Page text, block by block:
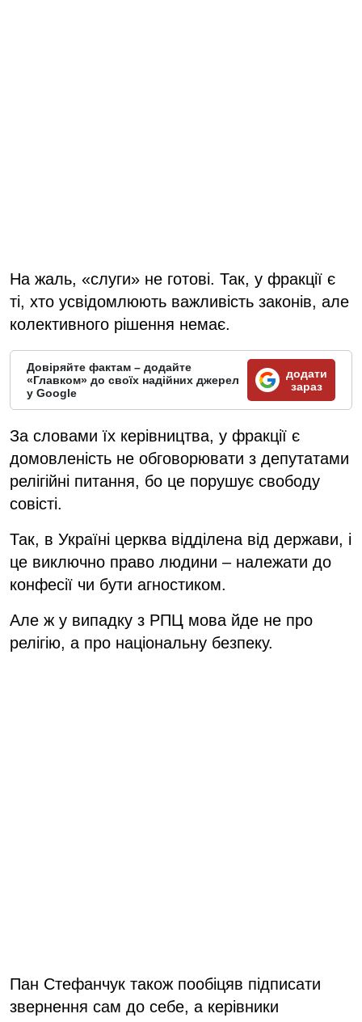
На жаль, «слуги» не готові. Так, у фракції є
ті, хто усвідомлюють важливість законів, але
колективного рішення немає.
Довіряйте фактам – додайте
«Главком» до своїх надійних джерел
у Google
додати
зараз
За словами їх керівництва, у фракції є
домовленість не обговорювати з депутатами
релігійні питання, бо це порушує свободу
совісті.
Так, в Україні церква відділена від держави, і
це виключно право людини – належати до
конфесії чи бути агностиком.
Але ж у випадку з РПЦ мова йде не про
релігію, а про національну безпеку.
Пан Стефанчук також пообіцяв підписати
звернення сам до себе, а керівники